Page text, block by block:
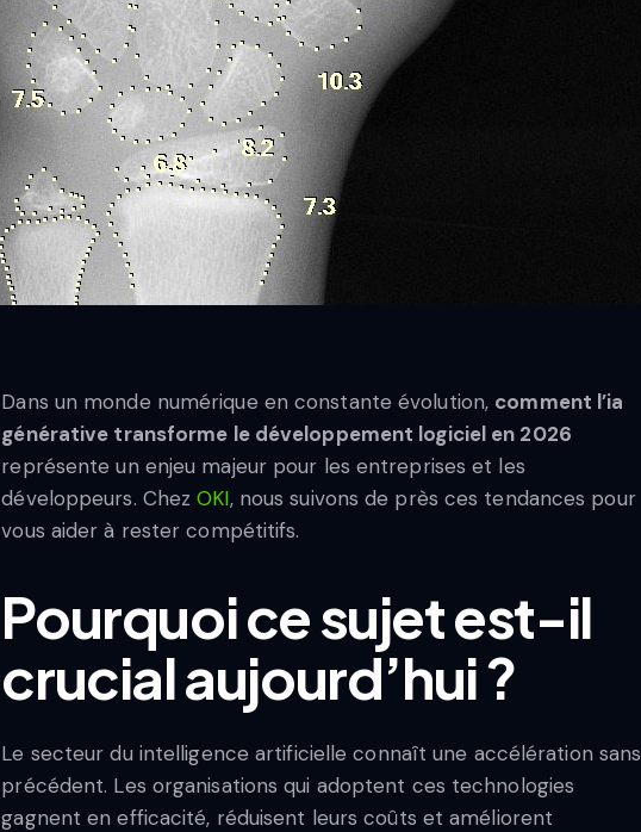
Dans un monde numérique en constante évolution, comment l’ia
générative transforme le développement logiciel en 2026
représente un enjeu majeur pour les entreprises et les
développeurs. ChezOKI, nous suivons de près ces tendances pour
vous aider à rester compétitifs.
Pourquoi ce sujet est-il
crucial aujourd’hui ?
Le secteur du intelligence artificielle connaît une accélération sans
précédent. Les organisations qui adoptent ces technologies
gagnent en efficacité, réduisent leurs coûts et améliorent